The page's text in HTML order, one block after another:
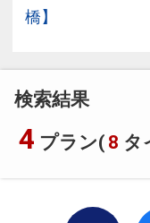
検索結果
4 プラン( 8 タ
橋】